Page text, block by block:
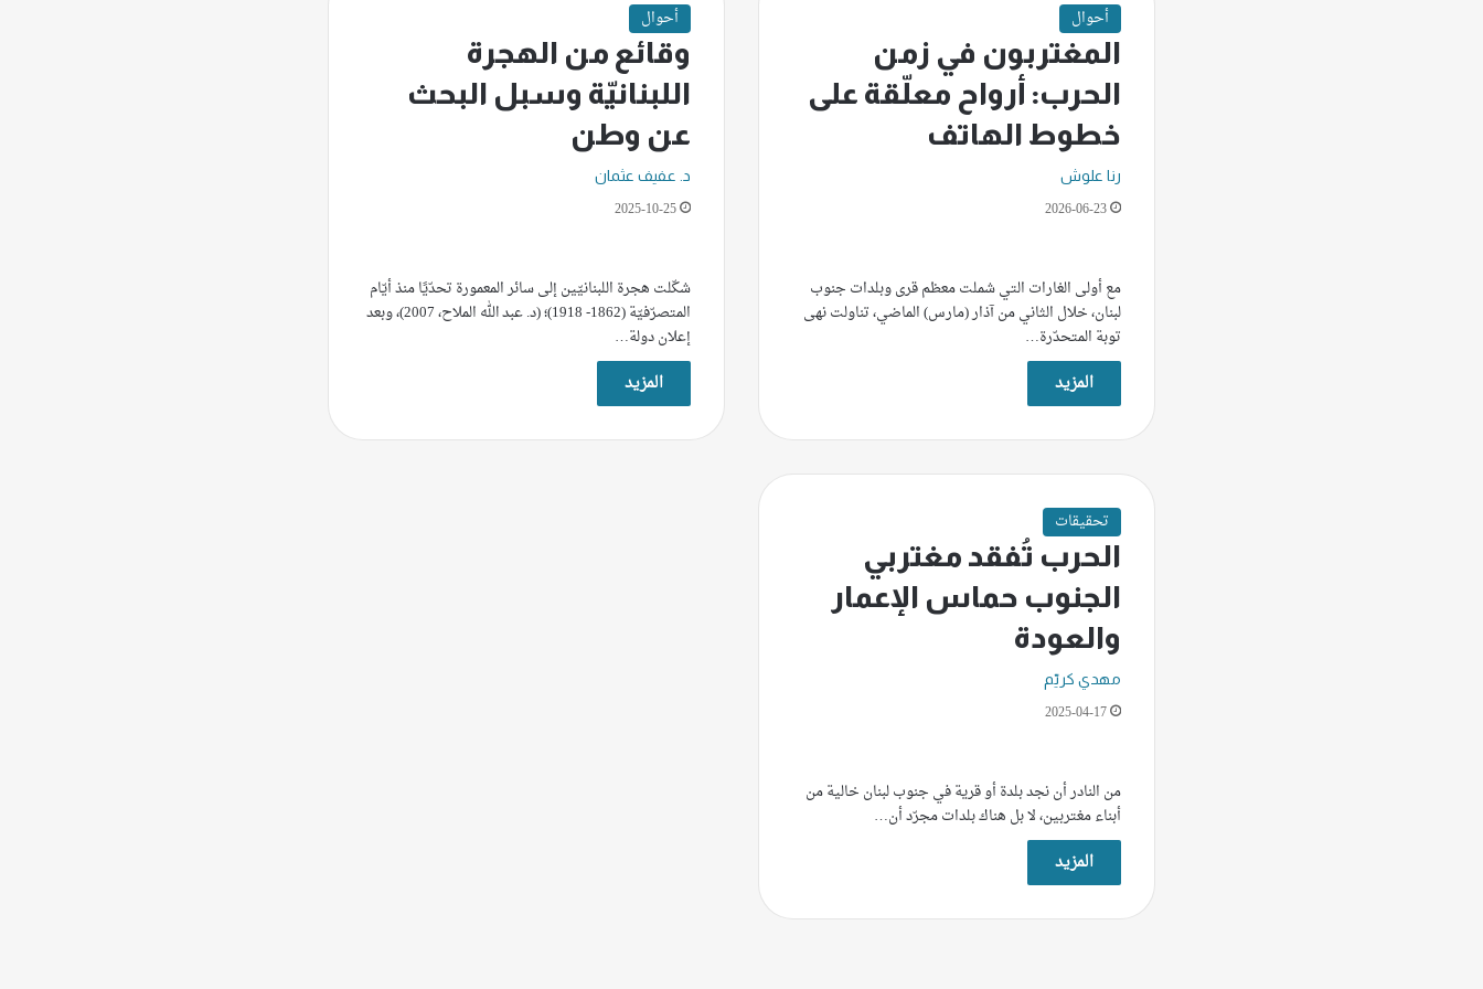
أحوال
المغتربون في زمن
الحرب: أرواح معلّقة على
خطوط الهاتف
رنا علوش
2026-06-23
مع أولى الغارات التي شملت معظم قرى وبلدات جنوب
لبنان، خلال الثاني من آذار (مارس) الماضي، تناولت نهى
توبة المتحدّرة…
المزيد
أحوال
وقائع من الهجرة
اللبنانيّة وسبل البحث
عن وطن
د. عفيف عثمان
2025-10-25
شكّلت هجرة اللبنانيّين إلى سائر المعمورة تحدّيًا منذ أيّام
المتصرّفيّة (1862- 1918)؛ (د. عبد الله الملاح، 2007)، وبعد
إعلان دولة…
المزيد
تحقيقات
الحرب تُفقد مغتربي
الجنوب حماس الإعمار
والعودة
مهدي كريّم
2025-04-17
من النادر أن نجد بلدة أو قرية في جنوب لبنان خالية من
أبناء مغتربين، لا بل هناك بلدات مجرّد أن…
المزيد